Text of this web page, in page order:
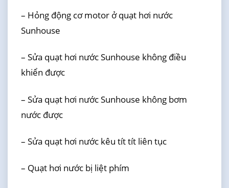
– Hỏng động cơ motor ở quạt hơi nước
Sunhouse
– Sửa quạt hơi nước Sunhouse không điều
khiển được
– Sửa quạt hơi nước Sunhouse không bơm
nước được
– Sửa quạt hơi nước kêu tít tít liên tục
– Quạt hơi nước bị liệt phím